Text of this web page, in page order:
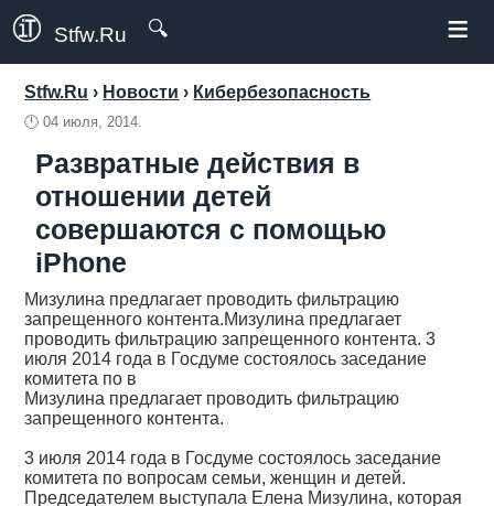
Stfw.Ru 🔍 ≡
Stfw.Ru › Новости › Кибербезопасность
🕛04 июля, 2014.
Развратные действия в
отношении детей
совершаются с помощью
iPhone
Мизулина предлагает проводить фильтрацию
запрещенного контента.Мизулина предлагает
проводить фильтрацию запрещенного контента. 3
июля 2014 года в Госдуме состоялось заседание
комитета по в
Мизулина предлагает проводить фильтрацию
запрещенного контента.
3 июля 2014 года в Госдуме состоялось заседание
комитета по вопросам семьи, женщин и детей.
Председателем выступала Елена Мизулина, которая